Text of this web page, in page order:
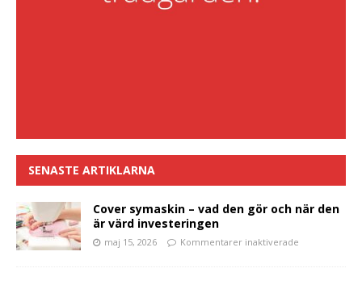
SENASTE ARTIKLARNA
Cover symaskin – vad den gör och när den
är värd investeringen
maj 15, 2026 Kommentarer inaktiverade